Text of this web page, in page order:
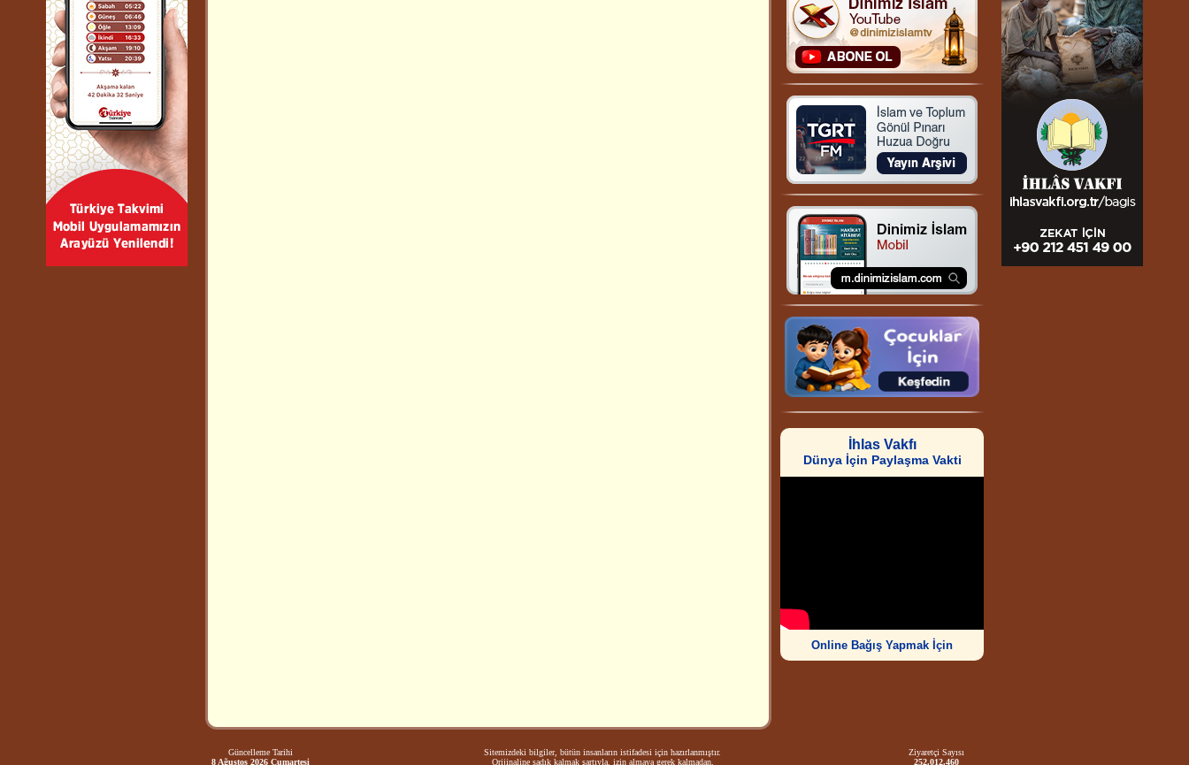
İhlas Vakfı
Dünya İçin Paylaşma Vakti
Online Bağış Yapmak İçin
Güncelleme Tarihi
8 Ağustos 2026 Cumartesi
Sitemizdeki bilgiler, bütün insanların istifadesi için hazırlanmıştır.
Orijinaline sadık kalmak şartıyla, izin almaya gerek kalmadan,
Ziyaretçi Sayısı
252.012.460